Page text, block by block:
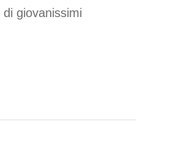
giovanissimi